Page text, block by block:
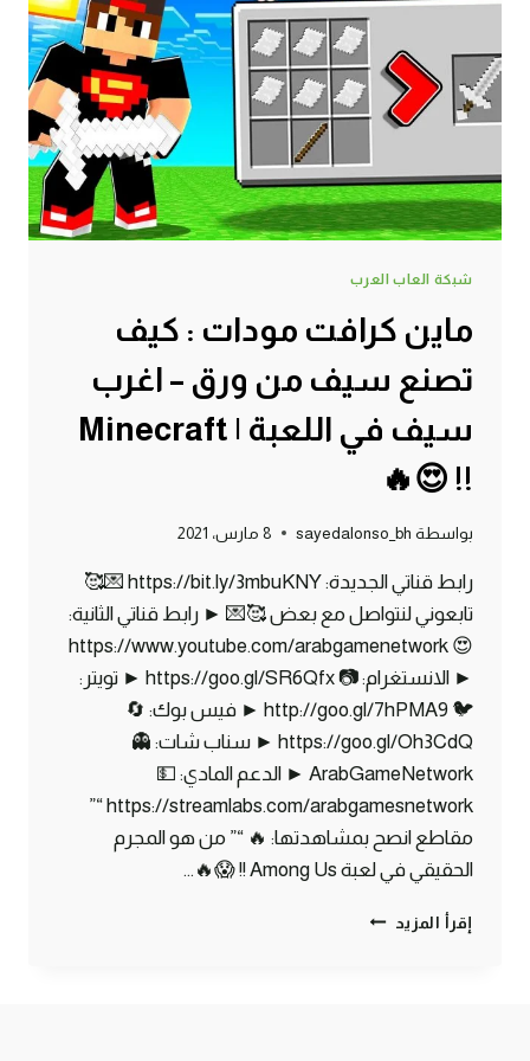
شبكة العاب العرب
ماين كرافت مودات : كيف
تصنع سيف من ورق – اغرب
سيف في اللعبة | Minecraft
!! 😍🔥
بواسطة sayedalonso_bh 8 مارس، 2021
رابط قناتي الجديدة: https://bit.ly/3mbuKNY 💌🥰
تابعوني لنتواصل مع بعض 🥰💌 ► رابط قناتي الثانية:
😍 https://www.youtube.com/arabgamenetwork
► الانستغرام: 📷 https://goo.gl/SR6Qfx ► تويتر:
🐦 http://goo.gl/7hPMA9 ► فيس بوك: 🔄
https://goo.gl/Oh3CdQ ► سناب شات: 👻
ArabGameNetwork ► الدعم المادي: 💵
https://streamlabs.com/arabgamesnetwork “”
مقاطع انصح بمشاهدتها: 🔥 “” من هو المجرم
الحقيقي في لعبة Among Us !! 😱🔥…
إقرأ المزيد ماين